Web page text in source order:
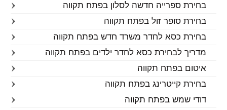
בחירת ספרייה חדשה לסלון בפתח תקווה
בחירת סופר זול בפתח תקווה
בחירת כסא לחדר משרד חדש בפתח תקווה
מדריך לבחירת כסא לחדר ילדים בפתח תקווה
איטום בפתח תקווה
בחירת קייטרינג בפתח תקווה
דודי שמש בפתח תקווה